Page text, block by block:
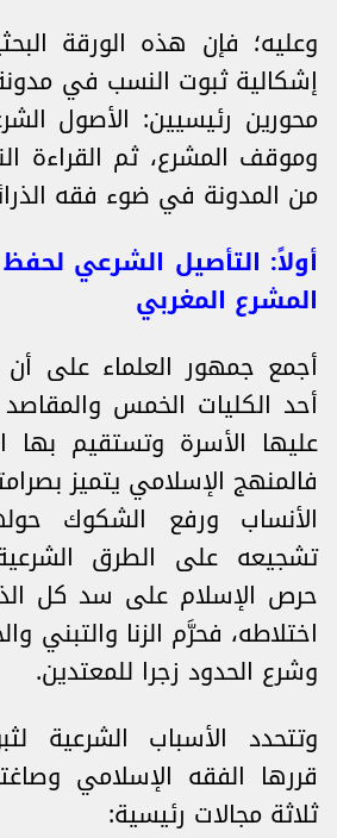
وعليه؛ فإن هذه الورقة
إشكالية ثبوت النسب في
محورين رئيسيين: الأصول
من المدونة في ضوء فقه
أولاً: التأصيل الشرعي
المشرع المغربي
أجمع جمهور العلماء على
أحد الكليات الخمس والمقاصد
عليها الأسرة وتستقيم بها
فالمنهج الإسلامي يتميز
الأنساب ورفع الشكوك
تشجيعه على الطرق
حرص الإسلام على سد كل
اختلاطه، فحرَّم الزنا والتبني
وشرع الحدود زجرا للمعتدين.
وتتحدد الأسباب الشرعية
قررها الفقه الإسلامي
ثلاثة مجالات رئيسية: